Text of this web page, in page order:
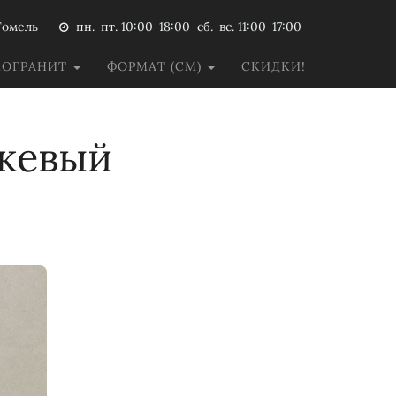
пн.-пт. 10:00-18:00 сб.-вс. 11:00-17:00
ФОРМАТ (СМ) СКИДКИ!